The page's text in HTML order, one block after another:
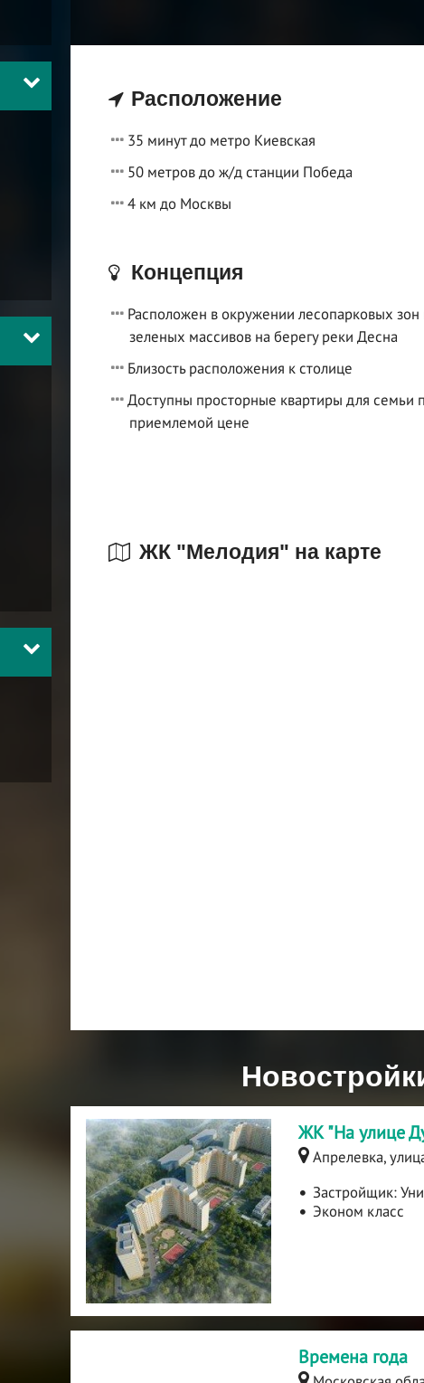
Расположение
35 минут до метро Киевская
50 метров до ж/д станции Победа
4 км до Москвы
Концепция
Расположен в окружении лесопарковых зон
зеленых массивов на берегу реки Десна
Близость расположения к столице
Доступны просторные квартиры для семьи
приемлемой цене
ЖК "Мелодия" на карте
ЖК "На улице
Апрелевка,
Застройщик:
Эконом класс
Времена года